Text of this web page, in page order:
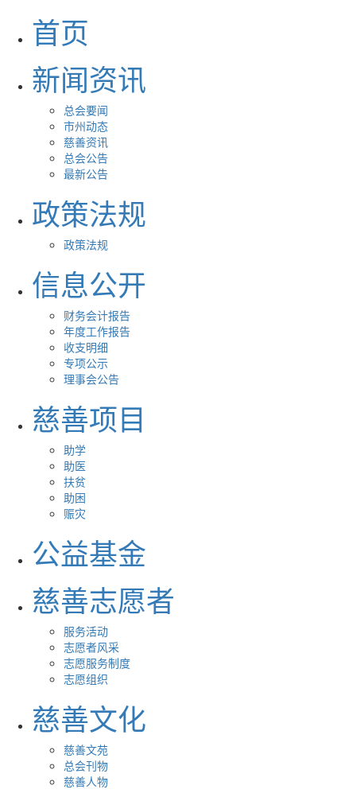
首页
新闻资讯
总会要闻
市州动态
慈善资讯
总会公告
最新公告
政策法规
政策法规
信息公开
财务会计报告
年度工作报告
收支明细
专项公示
理事会公告
慈善项目
助学
助医
扶贫
助困
赈灾
公益基金
慈善志愿者
服务活动
志愿者风采
志愿服务制度
志愿组织
慈善文化
慈善文苑
总会刊物
慈善人物